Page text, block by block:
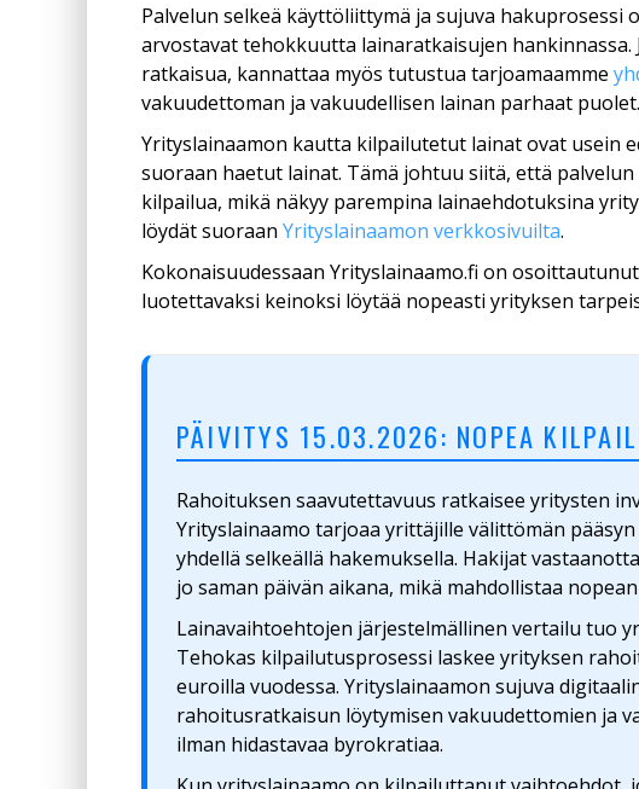
Palvelun selkeä käyttöliittymä ja sujuva
arvostavat tehokkuutta lainaratkaisujen hankinnassa.
ratkaisua, kannattaa myös tutustua tarjoamaamme
vakuudettoman ja vakuudellisen lainan parhaat puolet.
Yrityslainaamon kautta kilpailutetut lainat ovat usein
suoraan haetut lainat. Tämä johtuu siitä, että
kilpailua, mikä näkyy parempina lainaehdotuksina
löydät suoraan Yrityslainaamon verkkosivuilta.
Kokonaisuudessaan Yrityslainaamo.fi on
luotettavaksi keinoksi löytää nopeasti yrityksen
PÄIVITYS 15.03.2026: NOPEA
Rahoituksen saavutettavuus ratkaisee yritysten
Yrityslainaamo tarjoaa yrittäjille välittömän
yhdellä selkeällä hakemuksella. Hakijat
jo saman päivän aikana, mikä mahdollistaa
Lainavaihtoehtojen järjestelmällinen vertailu tuo
Tehokas kilpailutusprosessi laskee yrityksen
euroilla vuodessa. Yrityslainaamon sujuva
rahoitusratkaisun löytymisen vakuudettomien ja
ilman hidastavaa byrokratiaa.